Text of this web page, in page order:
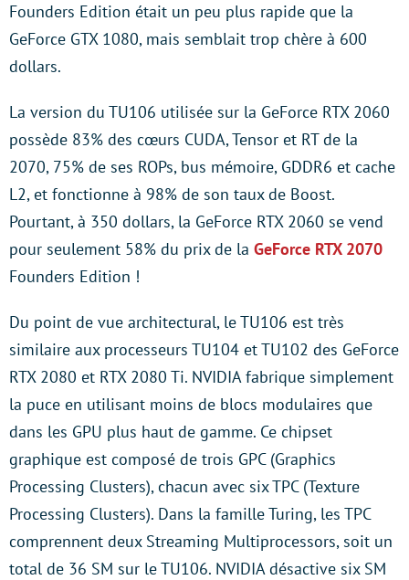
Founders Edition était un peu plus rapide que la
GeForce GTX 1080, mais semblait trop chère à 600
dollars.
La version du TU106 utilisée sur la GeForce RTX 2060
possède 83% des cœurs CUDA, Tensor et RT de la
2070, 75% de ses ROPs, bus mémoire, GDDR6 et cache
L2, et fonctionne à 98% de son taux de Boost.
Pourtant, à 350 dollars, la GeForce RTX 2060 se vend
pour seulement 58% du prix de la GeForce RTX 2070
Founders Edition !
Du point de vue architectural, le TU106 est très
similaire aux processeurs TU104 et TU102 des GeForce
RTX 2080 et RTX 2080 Ti. NVIDIA fabrique simplement
la puce en utilisant moins de blocs modulaires que
dans les GPU plus haut de gamme. Ce chipset
graphique est composé de trois GPC (Graphics
Processing Clusters), chacun avec six TPC (Texture
Processing Clusters). Dans la famille Turing, les TPC
comprennent deux Streaming Multiprocessors, soit un
total de 36 SM sur le TU106. NVIDIA désactive six SM